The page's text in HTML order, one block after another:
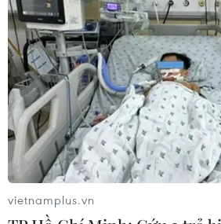
TIN LIÊN QUAN
vietnamplus.vn